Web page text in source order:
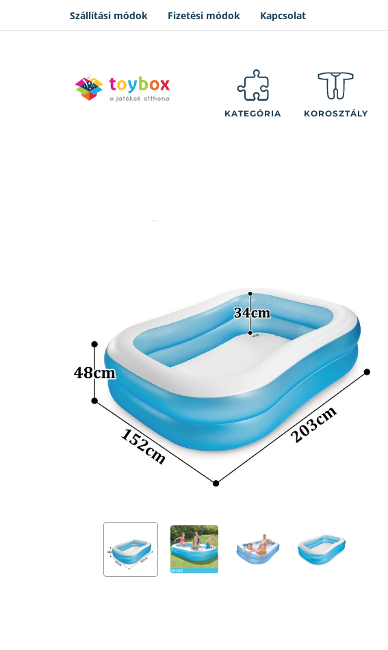
Szállítási módok Fizetési módok Kapcsolat
KATEGÓRIA KOROSZTÁLY